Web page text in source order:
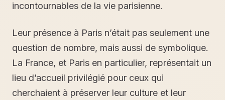
incontournables de la vie parisienne.
Leur présence à Paris n’était pas seulement une
question de nombre, mais aussi de symbolique.
La France, et Paris en particulier, représentait un
lieu d’accueil privilégié pour ceux qui
cherchaient à préserver leur culture et leur